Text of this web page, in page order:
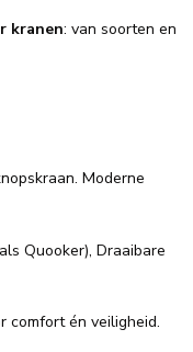
kranen: van soorten en
Moderne
Quooker), Draaibare
comfort én veiligheid.